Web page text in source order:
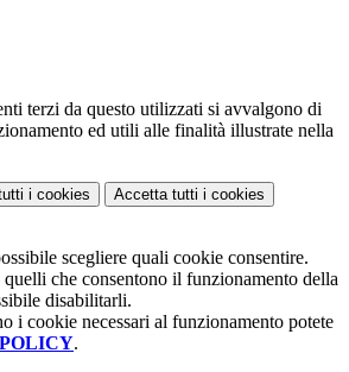
terzi da questo utilizzati si avvalgono di
ed utili alle finalità illustrate nella
i cookies Accetta tutti i cookies
scegliere quali cookie consentire.
che consentono il funzionamento della
disabilitarli.
i cookie necessari al funzionamento potete
.